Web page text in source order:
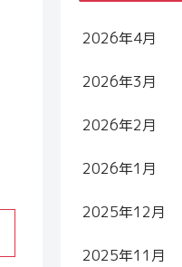
2026年4月
2026年3月
2026年2月
2026年1月
2025年12月
2025年11月